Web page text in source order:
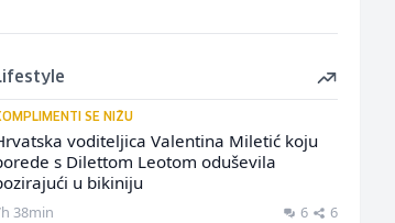
SE NIŽU
voditeljica Valentina Miletić koju
s Dilettom Leotom oduševila
u bikiniju
38min 6 6